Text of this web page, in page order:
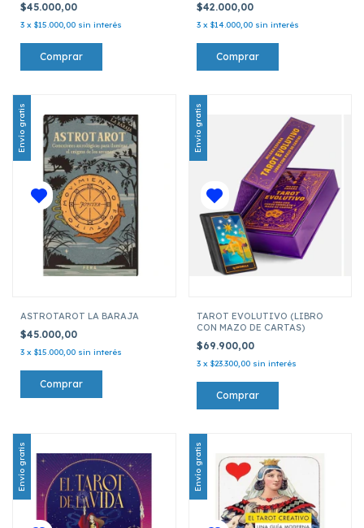
$45.000,00
3 x $15.000,00 sin interés
$42.000,00
3 x $14.000,00 sin interés
Envío gratis
ASTROTAROT LA BARAJA
$45.000,00
3 x $15.000,00 sin interés
Envío gratis
TAROT EVOLUTIVO (LIBRO
CON MAZO DE CARTAS)
$69.900,00
3 x $23.300,00 sin interés
Envío gratis Envío gratis